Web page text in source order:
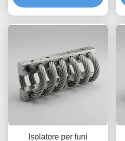
inossidabile resistente al
Isolatore per funi